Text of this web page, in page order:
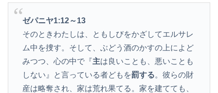
ゼパニヤ1:12～13
そのときわたしは、ともしびをかざしてエルサレ
ム中を捜す。そして、ぶどう酒のかすの上によど
みつつ、心の中で『主は良いことも、悪いことも
しない』と言っている者どもを罰する。彼らの財
産は略奪され、家は荒れ果てる。家を建てても、